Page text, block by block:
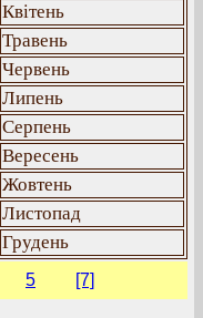
Квітень
Травень
Червень
Липень
Серпень
Вересень
Жовтень
Листопад
Грудень
5 [7]